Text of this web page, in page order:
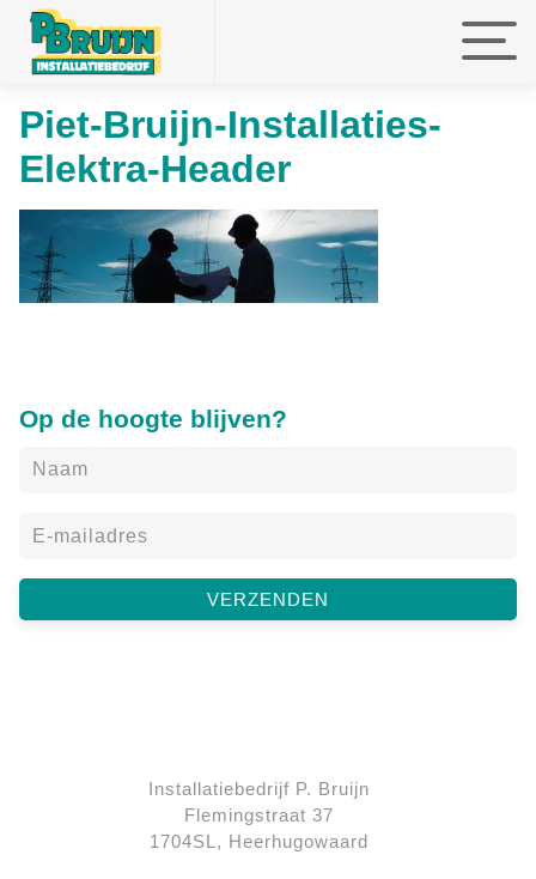
faefef faefef faefef
Piet-Bruijn-Installaties-
Elektra-Header
Op de hoogte blijven?
Installatiebedrijf P. Bruijn
Flemingstraat 37
1704SL, Heerhugowaard